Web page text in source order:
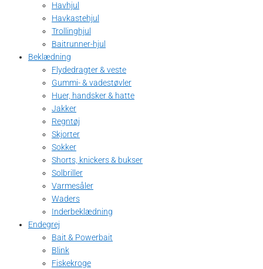
Havhjul
Havkastehjul
Trollinghjul
Baitrunner-hjul
Beklædning
Flydedragter & veste
Gummi- & vadestøvler
Huer, handsker & hatte
Jakker
Regntøj
Skjorter
Sokker
Shorts, knickers & bukser
Solbriller
Varmesåler
Waders
Inderbeklædning
Endegrej
Bait & Powerbait
Blink
Fiskekroge